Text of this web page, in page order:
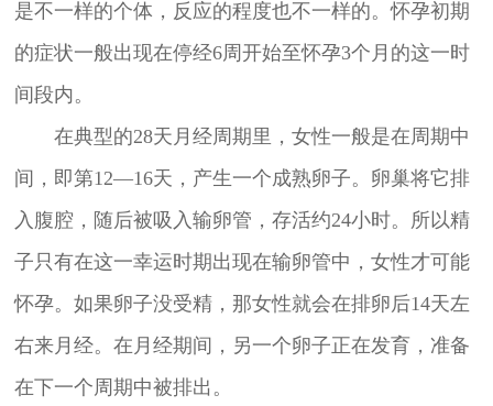
是不一样的个体，反应的程度也不一样的。怀孕初期
的症状一般出现在停经6周开始至怀孕3个月的这一时
间段内。
在典型的28天月经周期里，女性一般是在周期中
间，即第12—16天，产生一个成熟卵子。卵巢将它排
入腹腔，随后被吸入输卵管，存活约24小时。所以精
子只有在这一幸运时期出现在输卵管中，女性才可能
怀孕。如果卵子没受精，那女性就会在排卵后14天左
右来月经。在月经期间，另一个卵子正在发育，准备
在下一个周期中被排出。